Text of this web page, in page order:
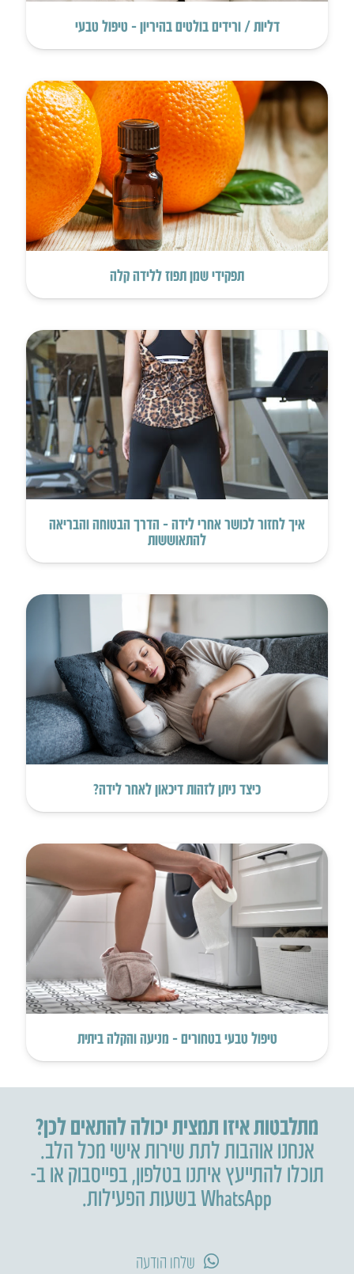
דליות / ורידים בולטים בהיריון – טיפול טבעי
תפקידי שמן תפוז ללידה קלה
איך לחזור לכושר אחרי לידה – הדרך הבטוחה והבריאה
להתאוששות
כיצד ניתן לזהות דיכאון לאחר לידה?
טיפול טבעי בטחורים – מניעה והקלה ביתית
מתלבטות איזו תמצית יכולה להתאים לכן?
אנחנו אוהבות לתת שירות אישי מכל הלב.
תוכלו להתייעץ איתנו בטלפון,בפייסבוק או ב-
WhatsApp בשעות הפעילות.
שלחו הודעה